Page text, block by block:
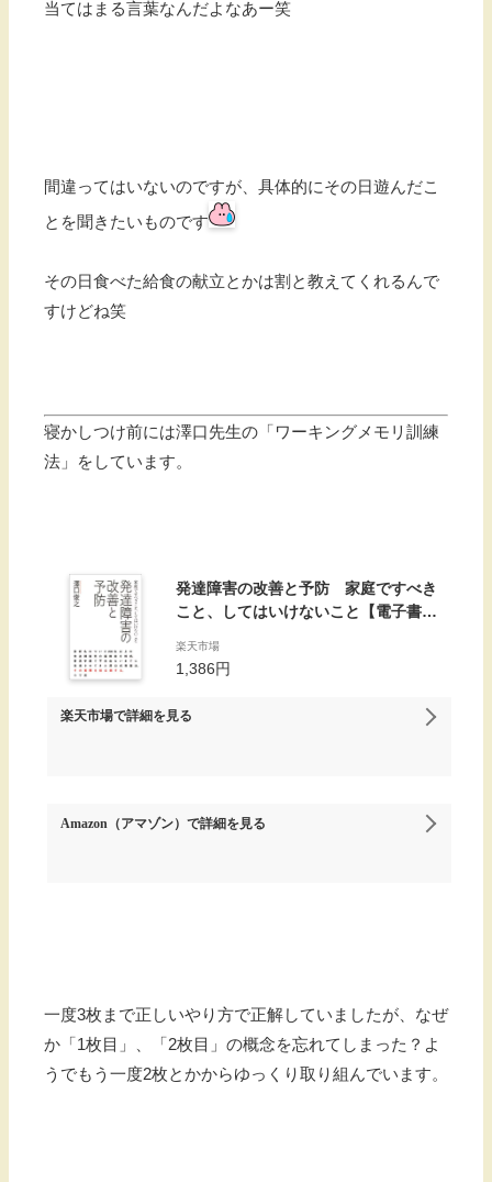
当てはまる言葉なんだよなあー笑
間違ってはいないのですが、具体的にその日遊んだこ
とを聞きたいものです
その日食べた給食の献立とかは割と教えてくれるんで
すけどね笑
寝かしつけ前には澤口先生の「ワーキングメモリ訓練
法」をしています。
発達障害の改善と予防 家庭ですべき
こと、してはいけないこと【電子書
楽天市場
1,386円
楽天市場で詳細を見る
Amazon（アマゾン） で詳細を見る
一度3枚まで正しいやり方で正解していましたが、なぜ
か「1枚目」、「2枚目」の概念を忘れてしまった？よ
うでもう一度2枚とかからゆっくり取り組んでいます。